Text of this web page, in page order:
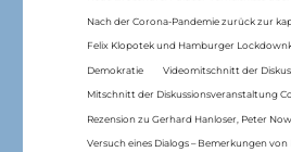
Nach der Corona-Pandemie zurück zur
Felix Klopotek und Hamburger
Demokratie Videomitschnitt der
Mitschnitt der Diskussionsveranstaltung
Rezension zu Gerhard Hanloser, Peter
Versuch eines Dialogs – Bemerkungen